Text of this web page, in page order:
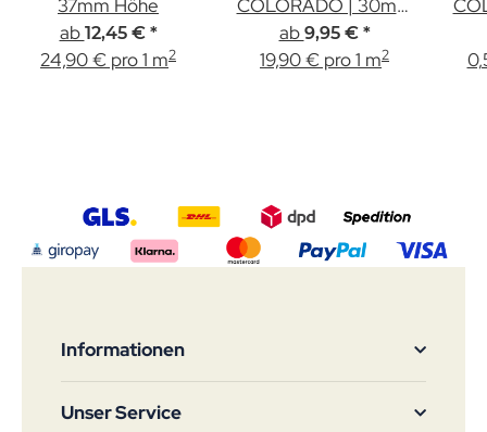
37mm Höhe
ab 12,45 € *
24,90 € pro 1 m2
COLORADO | 30mm
Höhe
ab 9,95 € *
19,90 € pro 1 m2
Informationen
Unser Service